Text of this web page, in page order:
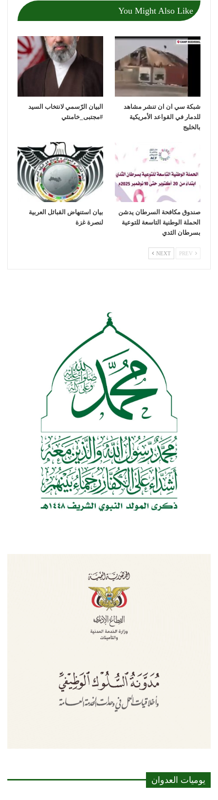
You Might Also Like
شبكة سي ان ان تنشر مشاهد
للدمار في القواعد الأمريكية
بالخليج
‏البيان الرّسمي لانتخاب السيد
صندوق مكافحة السرطان يدشن
الحملة الوطنية التاسعة للتوعية
بسرطان الثدي
بيان استنهاض القبائل العربية
لنصرة غزة
NEXT
يوميات العدوان